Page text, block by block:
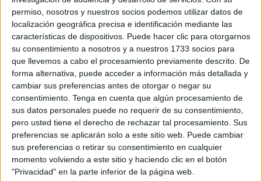
permiso, nosotros y nuestros socios podemos utilizar datos de
localización geográfica precisa e identificación mediante las
características de dispositivos. Puede hacer clic para otorgarnos
su consentimiento a nosotros y a nuestros 1733 socios para
que llevemos a cabo el procesamiento previamente descrito. De
forma alternativa, puede acceder a información más detallada y
cambiar sus preferencias antes de otorgar o negar su
consentimiento. Tenga en cuenta que algún procesamiento de
sus datos personales puede no requerir de su consentimiento,
pero usted tiene el derecho de rechazar tal procesamiento. Sus
preferencias se aplicarán solo a este sitio web. Puede cambiar
sus preferencias o retirar su consentimiento en cualquier
momento volviendo a este sitio y haciendo clic en el botón
"Privacidad" en la parte inferior de la página web.
el caso de lastormentas, laAemet también establece la
misma franja horaria y señala que estas pueden ir
“localmente acompañadas degranizopequeño”.
De acuerdo con lo que traslada laAemet, entre la
medianoche y las 6:00 de la mañana, lasprobabilidades
de lluviasalcanzan el 90%, entre las 6:00 de la mañana y
las 12:00 del mediodía son del 100%, entre las 12:00 del
mediodía y las 18:00 horas son también del 100%,
mientras que entre las 18:00 horas y la medianoche bajan
al 85%.
En cuanto a lastemperaturas, señalan una mínima de